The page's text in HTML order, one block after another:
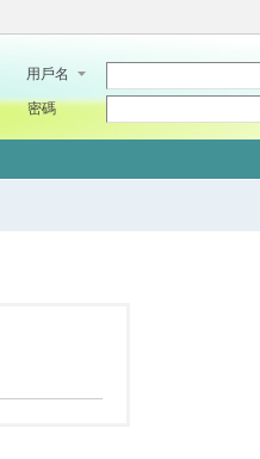
用戶名
密碼